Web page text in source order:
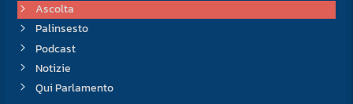
Ascolta
Palinsesto
Podcast
Notizie
Qui Parlamento